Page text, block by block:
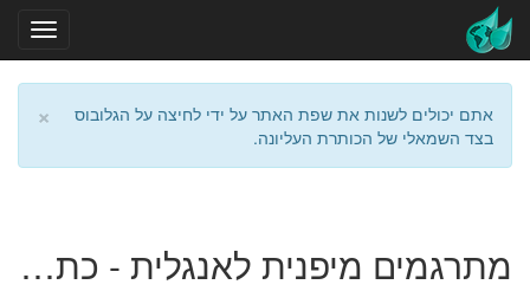
×
אתם יכולים לשנות את שפת האתר על ידי לחיצה על הגלובוס
בצד השמאלי של הכותרת העליונה.
מתרגמים מיפנית לאנגלית - כתיבה עיתונאית